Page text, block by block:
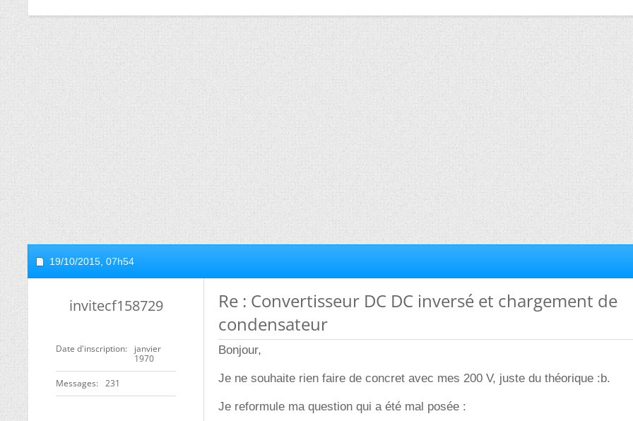
19/10/2015, 07h54
invitecf158729
Date d'inscription
janvier
1970
Messages 231
Re : Convertisseur DC DC inversé et chargement de
condensateur
Bonjour,
Je ne souhaite rien faire de concret avec mes 200 V, juste du théorique :b.
Je reformule ma question qui a été mal posée :